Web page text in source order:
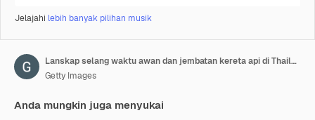
Jelajahi lebih banyak pilihan musik
Lanskap selang waktu awan dan jembatan kereta api di Thailand
Getty Images
Anda mungkin juga menyukai